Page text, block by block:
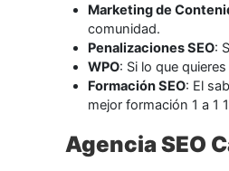
Marketing de
comunidad.
Penalizaciones SEO:
WPO: Si lo que
Formación SEO: El
mejor formación 1 a 1
Agencia SEO